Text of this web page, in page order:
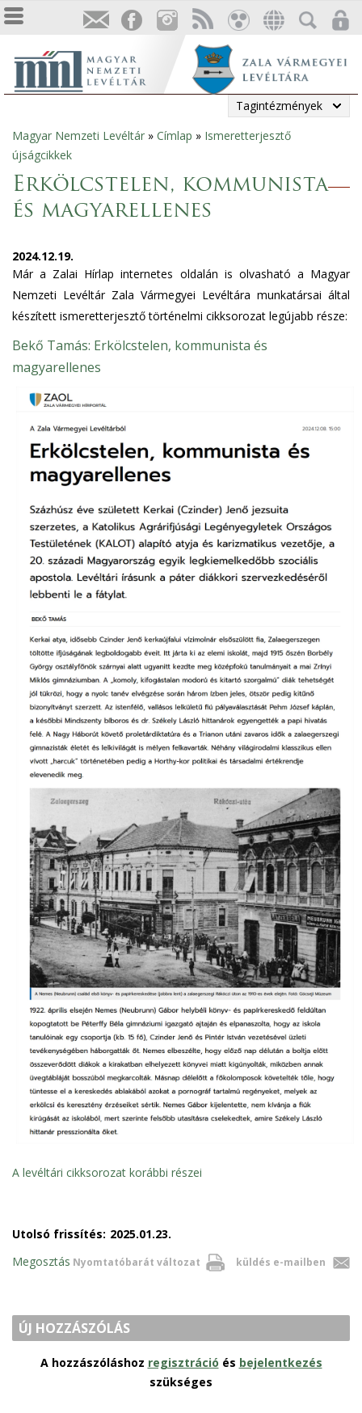
Tagintézmények
Jelenlegi
hely
Magyar Nemzeti Levéltár » Címlap » Ismeretterjesztő
újságcikkek
Erkölcstelen, kommunista
és magyarellenes
2024.12.19.
Már a Zalai Hírlap internetes oldalán is olvasható a Magyar
Nemzeti Levéltár Zala Vármegyei Levéltára munkatársai által
készített ismeretterjesztő történelmi cikksorozat legújabb része:
Bekő Tamás: Erkölcstelen, kommunista és
magyarellenes
A levéltári cikksorozat korábbi részei
Utolsó frissítés: 2025.01.23.
Nyomtatóbarát változat küldés e-mailben
Megosztás
ÚJ HOZZÁSZÓLÁS
A hozzászóláshoz regisztráció és bejelentkezés
szükséges